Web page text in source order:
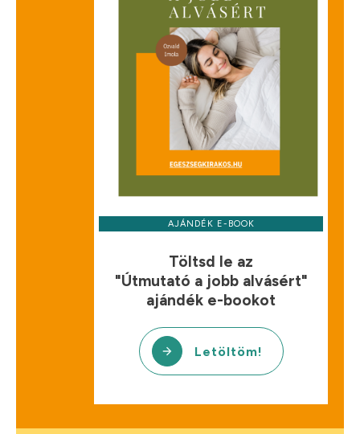
AJÁNDÉK E-BOOK
Töltsd le az
"Útmutató a jobb alvásért"
ajándék e-bookot
Letöltöm!